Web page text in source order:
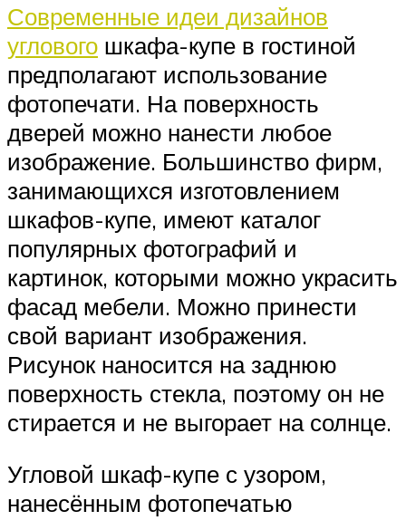
Современные идеи дизайнов
углового шкафа-купе в гостиной
предполагают использование
фотопечати. На поверхность
дверей можно нанести любое
изображение. Большинство фирм,
занимающихся изготовлением
шкафов-купе, имеют каталог
популярных фотографий и
картинок, которыми можно украсить
фасад мебели. Можно принести
свой вариант изображения.
Рисунок наносится на заднюю
поверхность стекла, поэтому он не
стирается и не выгорает на солнце.
Угловой шкаф-купе с узором,
нанесённым фотопечатью